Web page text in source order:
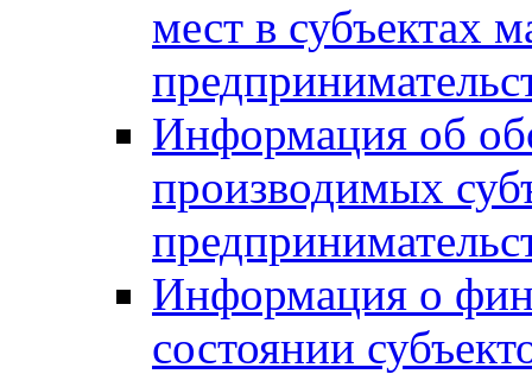
мест в субъектах
Информация об
производимых
Информация о
состоянии